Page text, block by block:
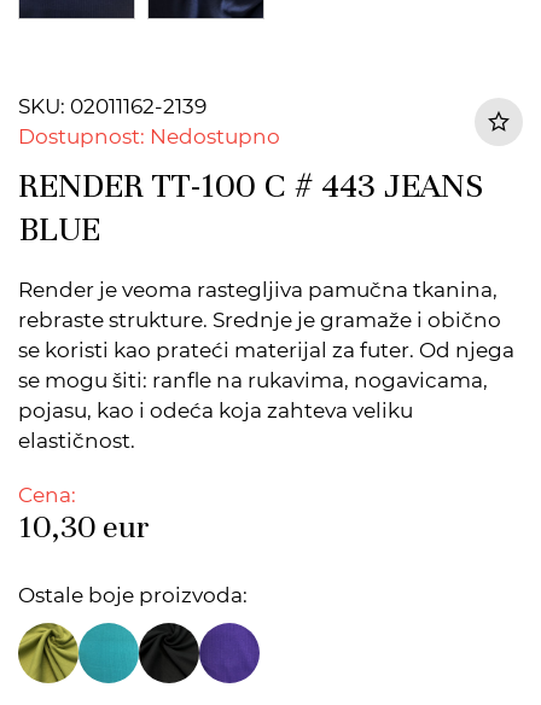
SKU: 02011162-2139
Dostupnost: Nedostupno
RENDER TT-100 C # 443 JEANS
BLUE
Render je veoma rastegljiva pamučna tkanina,
rebraste strukture. Srednje je gramaže i obično
se koristi kao prateći materijal za futer. Od njega
se mogu šiti: ranfle na rukavima, nogavicama,
pojasu, kao i odeća koja zahteva veliku
elastičnost.
Cena:
10,30 eur
Ostale boje proizvoda: